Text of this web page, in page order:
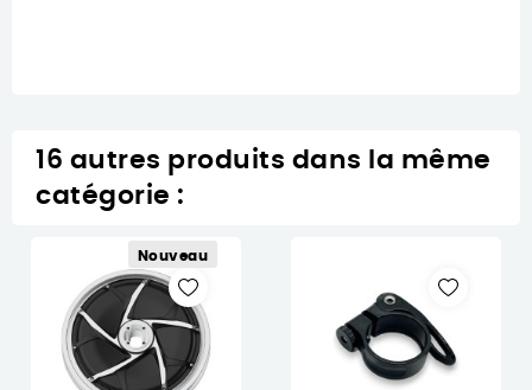
16 autres produits dans la même
catégorie :
Nouveau